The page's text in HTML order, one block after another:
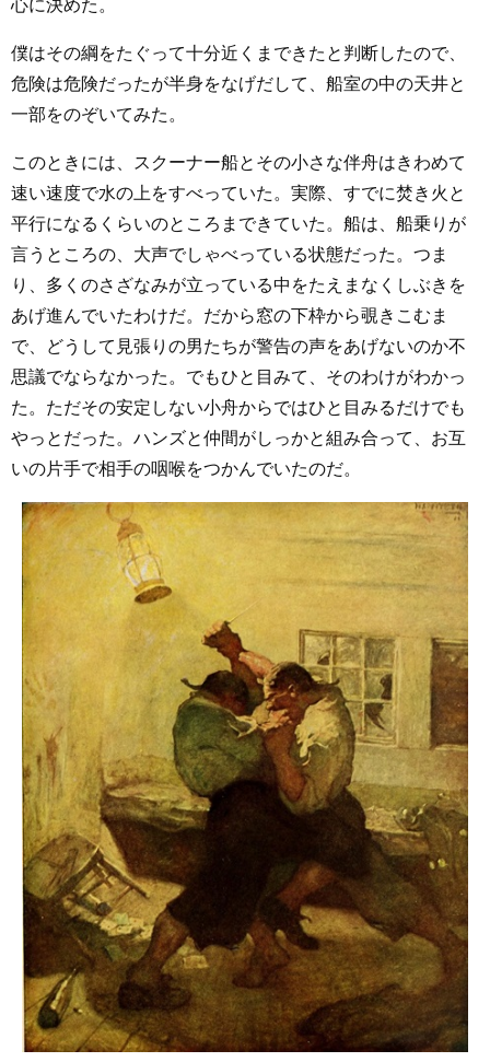
心に決めた。
僕はその綱をたぐって十分近くまできたと判断したので、
危険は危険だったが半身をなげだして、船室の中の天井と
一部をのぞいてみた。
このときには、スクーナー船とその小さな伴舟はきわめて
速い速度で水の上をすべっていた。実際、すでに焚き火と
平行になるくらいのところまできていた。船は、船乗りが
言うところの、大声でしゃべっている状態だった。つま
り、多くのさざなみが立っている中をたえまなくしぶきを
あげ進んでいたわけだ。だから窓の下枠から覗きこむま
で、どうして見張りの男たちが警告の声をあげないのか不
思議でならなかった。でもひと目みて、そのわけがわかっ
た。ただその安定しない小舟からではひと目みるだけでも
やっとだった。ハンズと仲間がしっかと組み合って、お互
いの片手で相手の咽喉をつかんでいたのだ。